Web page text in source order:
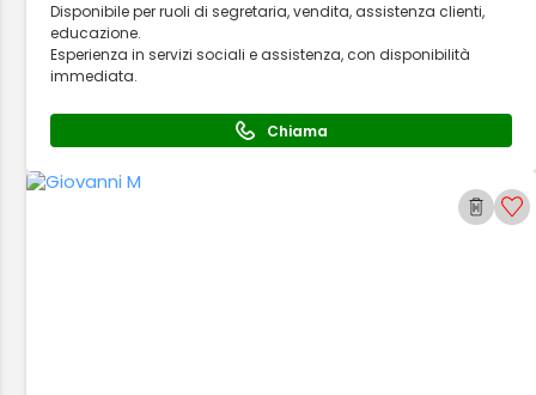
Disponibile per ruoli di segretaria, vendita, assistenza clienti,
educazione.
Esperienza in servizi sociali e assistenza, con disponibilità
immediata.
Chiama